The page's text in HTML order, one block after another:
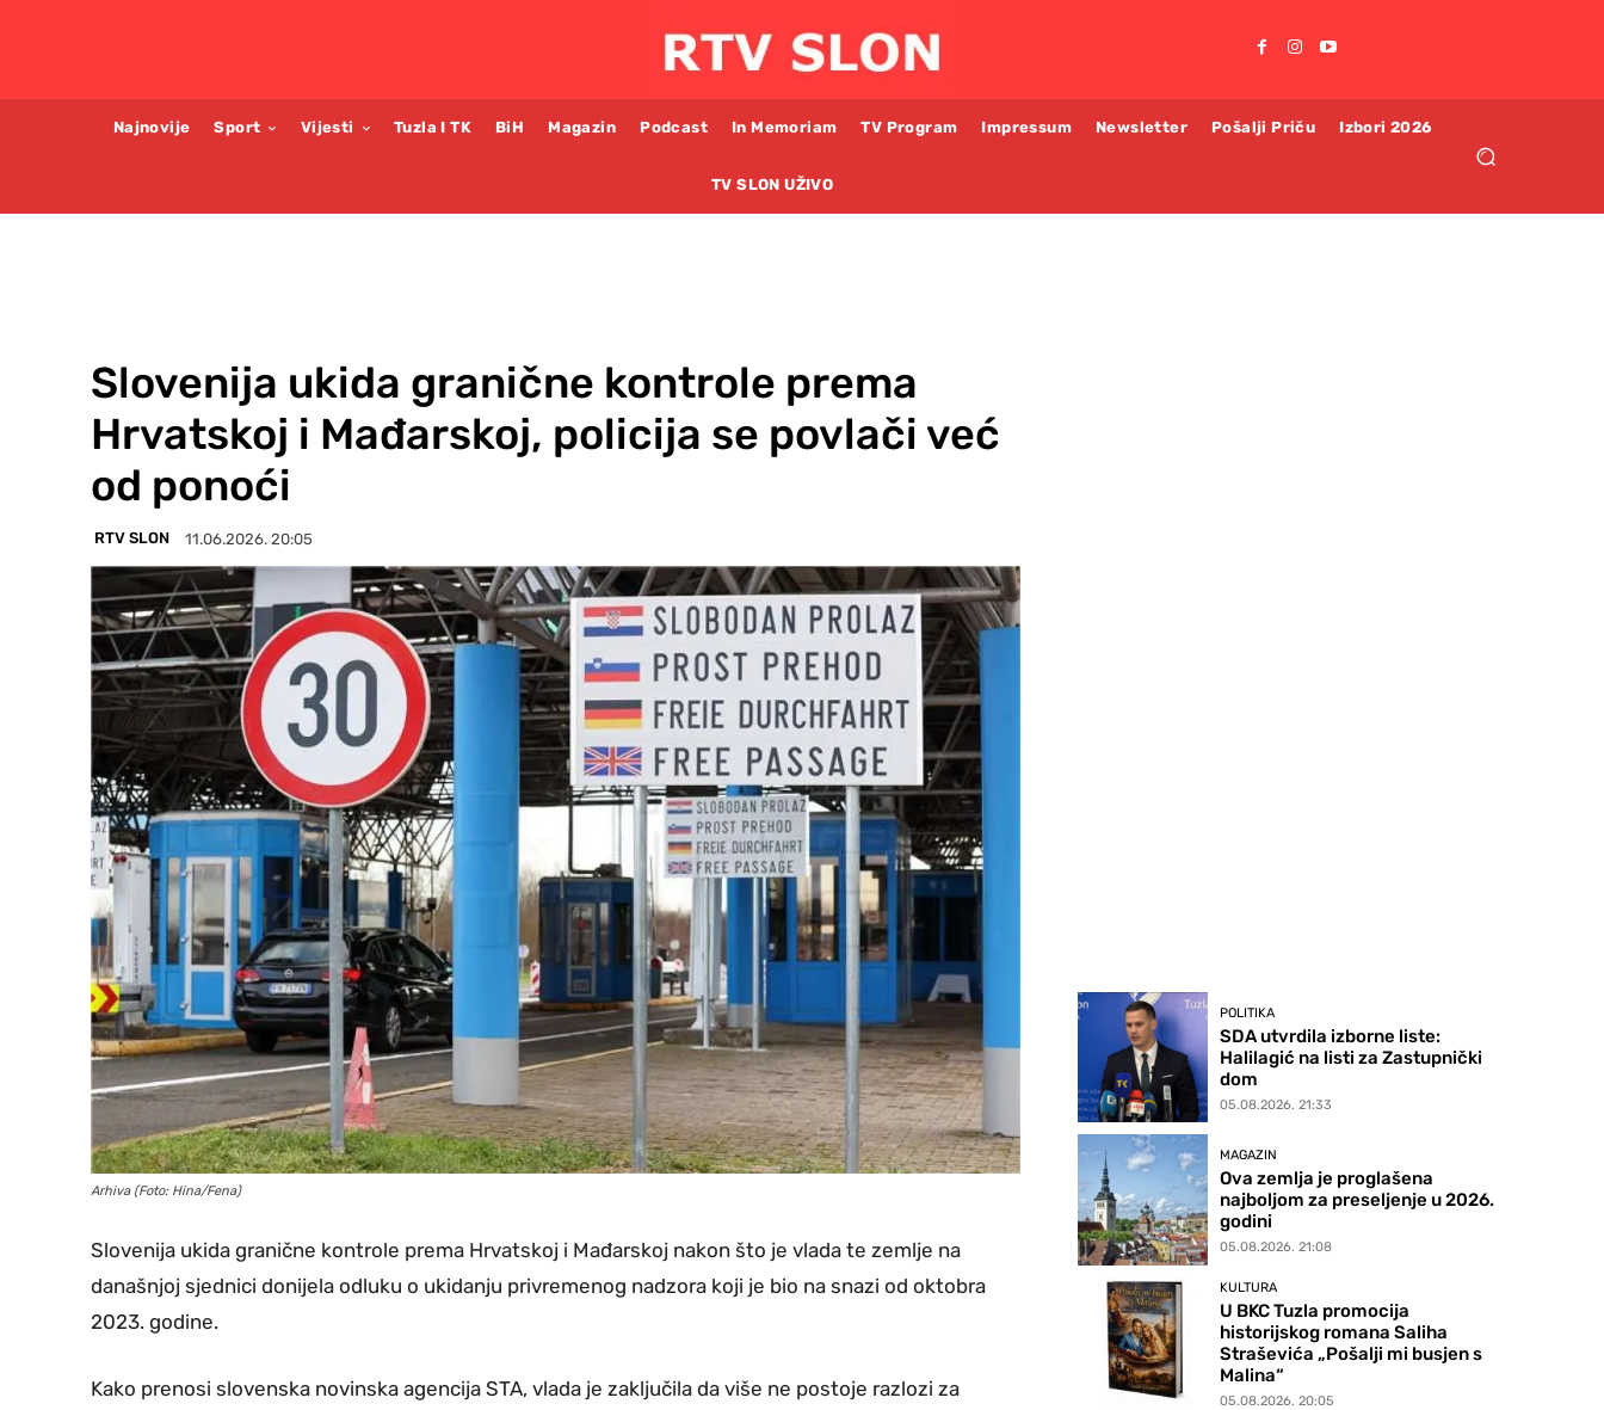
Najnovije Sport Vijesti Tuzla I TK BiH Magazin Podcast In Memoriam TV Program Impressum Newsletter Pošalji Priču Izbori 2026
TV SLON UŽIVO
Slovenija ukida granične kontrole prema
Hrvatskoj i Mađarskoj, policija se povlači već
od ponoći
RTV SLON 11.06.2026. 20:05
Arhiva (Foto: Hina/Fena)
Slovenija ukida granične kontrole prema Hrvatskoj i Mađarskoj nakon što je vlada te zemlje na
današnjoj sjednici donijela odluku o ukidanju privremenog nadzora koji je bio na snazi od oktobra
2023. godine.
Kako prenosi slovenska novinska agencija STA, vlada je zaključila da više ne postoje razlozi za
POLITIKA
SDA utvrdila izborne liste:
Halilagić na listi za Zastupnički
dom
05.08.2026. 21:33
MAGAZIN
Ova zemlja je proglašena
najboljom za preseljenje u 2026.
godini
05.08.2026. 21:08
KULTURA
U BKC Tuzla promocija
historijskog romana Saliha
Straševića „Pošalji mi busjen s
Malina“
05.08.2026. 20:05